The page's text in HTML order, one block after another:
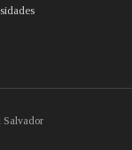
Salvador